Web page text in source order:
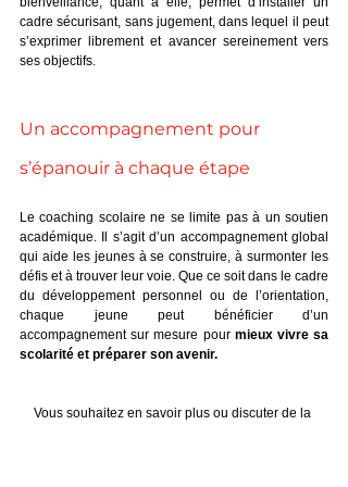
cadre sécurisant, sans jugement, dans lequel il peut
s’exprimer librement et avancer sereinement vers
ses objectifs.
Un accompagnement pour
s’épanouir à chaque étape
Le coaching scolaire ne se limite pas à un soutien
académique. Il s’agit d’un accompagnement global
qui aide les jeunes à se construire, à surmonter les
défis et à trouver leur voie. Que ce soit dans le cadre
du développement personnel ou de l’orientation,
chaque jeune peut bénéficier d’un
accompagnement sur mesure pour mieux vivre sa
scolarité et préparer son avenir.
Vous souhaitez en savoir plus ou discuter de la